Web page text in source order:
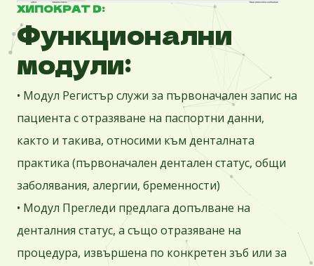
ХИПОКРАТ D:
Функционални
модули:
• Модул Регистър служи за първоначален запис на
пациента с отразяване на паспортни данни,
както и такива, относими към денталната
практика (първоначален дентален статус, общи
заболявания, алергии, бременности)
• Модул Прегледи предлага допълване на
денталния статус, а също отразяване на
процедура, извършена по конкретен зъб или за